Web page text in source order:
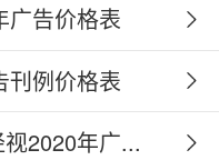
广告价格表
刊例价格表
2020年广...